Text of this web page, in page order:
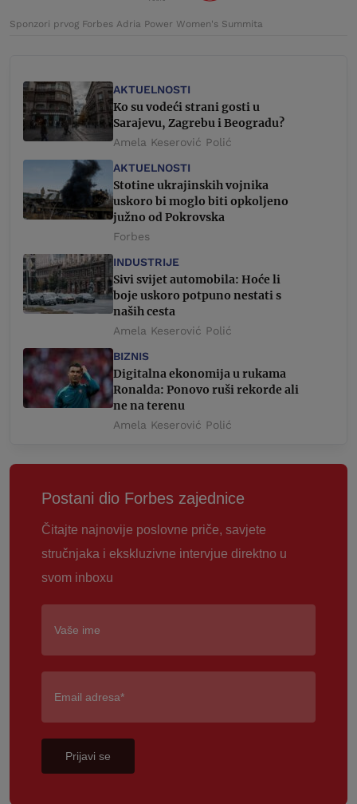
Sponzori prvog Forbes Adria Power Women's Summita
AKTUELNOSTI
Ko su vodeći strani gosti u
Sarajevu, Zagrebu i Beogradu?
Amela Keserović Polić
AKTUELNOSTI
Stotine ukrajinskih vojnika
uskoro bi moglo biti opkoljeno
južno od Pokrovska
Forbes
INDUSTRIJE
Sivi svijet automobila: Hoće li
boje uskoro potpuno nestati s
naših cesta
Amela Keserović Polić
BIZNIS
Digitalna ekonomija u rukama
Ronalda: Ponovo ruši rekorde ali
ne na terenu
Amela Keserović Polić
Postani dio Forbes zajednice
Čitajte najnovije poslovne priče, savjete
stručnjaka i ekskluzivne intervjue direktno u
svom inboxu
Prijavi se